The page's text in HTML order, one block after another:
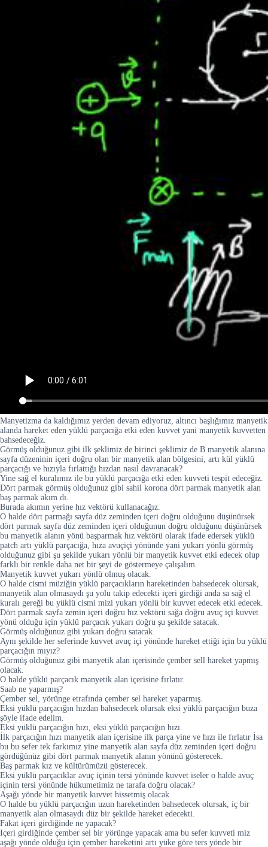
Manyetizma da kaldığımız yerden devam ediyoruz, altıncı başlığımız manyetik
alanda hareket eden yüklü parçacığa etki eden kuvvet yani manyetik kuvvetten
bahsedeceğiz.
Görmüş olduğunuz gibi ilk şeklimiz de birinci şeklimiz de B manyetik alanına
sayfa düzeninin içeri doğru olan bir manyetik alan bölgesini, artı kül yüklü
parçacığı ve hızıyla fırlattığı hızdan nasıl davranacak?
Yine sağ el kuralımız ile bu yüklü parçacığa etki eden kuvveti tespit edeceğiz.
Dört parmak görmüş olduğunuz gibi sahil korona dört parmak manyetik alan
baş parmak akım dı.
Burada akımın yerine hız vektörü kullanacağız.
O halde dört parmağı sayfa düz zeminden içeri doğru olduğunu düşünürsek
dört parmak sayfa düz zeminden içeri olduğunun doğru olduğunu düşünürsek
bu manyetik alanın yönü başparmak hız vektörü olarak ifade edersek yüklü
patch artı yüklü parçacığa, hıza avuçiçi yönünde yani yukarı yönlü görmüş
olduğunuz gibi şu şekilde yukarı yönlü bir manyetik kuvvet etki edecek olup
farklı bir renkle daha net bir şeyi de göstermeye çalışalım.
Manyetik kuvvet yukarı yönlü olmuş olacak.
O halde cismi müziğin yüklü parçacıkların hareketinden bahsedecek olursak,
manyetik alan olmasaydı şu yolu takip edecekti içeri girdiği anda sa sağ el
kuralı gereği bu yüklü cismi mizi yukarı yönlü bir kuvvet edecek etki edecek.
Dört parmak sayfa zemin içeri doğru hız vektörü sağa doğru avuç içi kuvvet
yönü olduğu için yüklü parçacık yukarı doğru şu şekilde satacak.
Görmüş olduğunuz gibi yukarı doğru satacak.
Aynı şekilde her seferinde kuvvet avuç içi yönünde hareket ettiği için bu yüklü
parçacığın mıyız?
Görmüş olduğunuz gibi manyetik alan içerisinde çember sell hareket yapmış
olacak.
O halde yüklü parçacık manyetik alan içerisine fırlatır.
Saab ne yaparmış?
Çember sel, yörünge etrafında çember sel hareket yaparmış.
Eksi yüklü parçacığın hızdan bahsedecek olursak eksi yüklü parçacığın buza
şöyle ifade edelim.
Eksi yüklü parçacığın hızı, eksi yüklü parçacığın hızı.
İlk parçacığın hızı manyetik alan içerisine ilk parça yine ve hızı ile fırlatır İsa
bu bu sefer tek farkımız yine manyetik alan sayfa düz zeminden içeri doğru
gördüğünüz gibi dört parmak manyetik alanın yönünü gösterecek.
Baş parmak kız ve kültürümüzü gösterecek.
Eksi yüklü parçacıklar avuç içinin tersi yönünde kuvvet iseler o halde avuç
içinin tersi yönünde hükumetimiz ne tarafa doğru olacak?
Aşağı yönde bir manyetik kuvvet hissetmiş olacak.
O halde bu yüklü parçacığın uzun hareketinden bahsedecek olursak, iç bir
manyetik alan olmasaydı düz bir şekilde hareket edecekti.
Fakat içeri girdiğinde ne yapacak?
Içeri girdiğinde çember sel bir yörünge yapacak ama bu sefer kuvveti miz
aşağı yönde olduğu için çember hareketini artı yüke göre ters yönde bir